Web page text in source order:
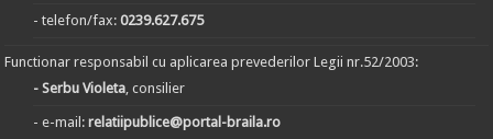
- telefon/fax:0239.627.675
Functionar responsabil cu aplicarea prevederilor Legii nr.52/2003:
- Serbu Violeta, consilier
- e-mail:relatiipublice@portal-braila.ro